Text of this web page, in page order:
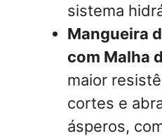
sistema
Mangueira
com Malha
maior
cortes e
ásperos,